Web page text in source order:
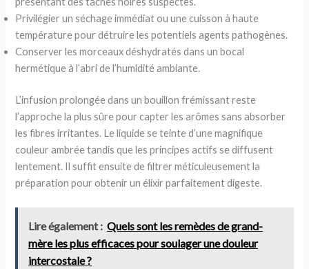
Privilégier un séchage immédiat ou une cuisson à haute
température pour détruire les potentiels agents pathogènes.
Conserver les morceaux déshydratés dans un bocal
hermétique à l’abri de l’humidité ambiante.
L’infusion prolongée dans un bouillon frémissant reste
l’approche la plus sûre pour capter les arômes sans absorber
les fibres irritantes. Le liquide se teinte d’une magnifique
couleur ambrée tandis que les principes actifs se diffusent
lentement. Il suffit ensuite de filtrer méticuleusement la
préparation pour obtenir un élixir parfaitement digeste.
Lire également : Quels sont les remèdes de grand-
mère les plus efficaces pour soulager une douleur
intercostale ?